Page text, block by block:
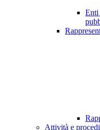
Enti
Attività e